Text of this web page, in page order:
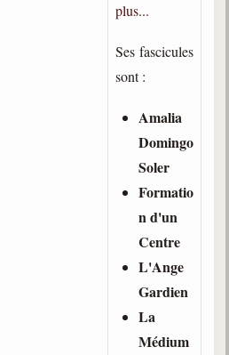
plus...
Ses fascicules
sont :
Amalia
Domingo
Soler
Formatio
n d'un
Centre
L'Ange
Gardien
La
Médium